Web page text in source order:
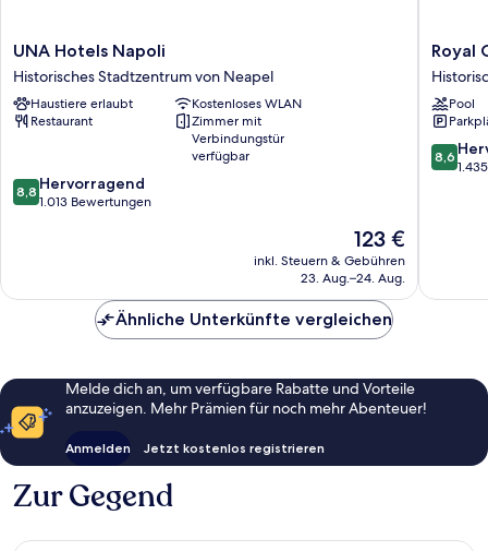
UNA
Hotels
Napoli
Historisches
Stadtzentrum
UNA Hotels Napoli
Historisches Stadtzentrum von Neapel
Haustiere erlaubt
Kostenloses WLAN
Restaurant
Zimmer mit
Verbindungstür
verfügbar
8.8
von
8,8 Hervorragend
1.013 Bewertungen
Der
Preis
beträgt
123 €
inkl. Steuern & Gebühren
23. Aug.–24. Aug.
Royal
Hotel
Naples
von
Royal
Pool
8.6
von
8,6
Ähnliche Unterkünfte vergleichen
Melde dich an, um verfügbare Rabatte und Vorteile
anzuzeigen. Mehr Prämien für noch mehr Abenteuer!
Anmelden Jetzt kostenlos registrieren
Zur Gegend